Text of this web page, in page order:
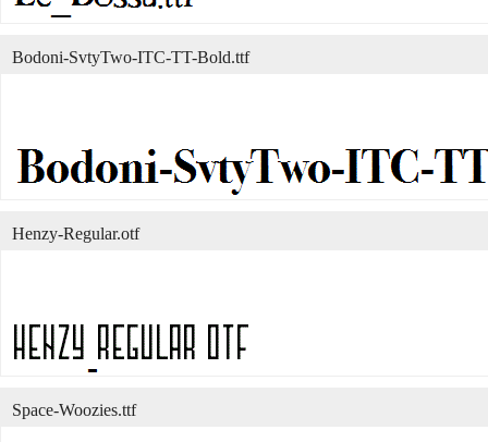
Bodoni-SvtyTwo-ITC-TT-Bold.ttf
Henzy-Regular.otf
Space-Woozies.ttf